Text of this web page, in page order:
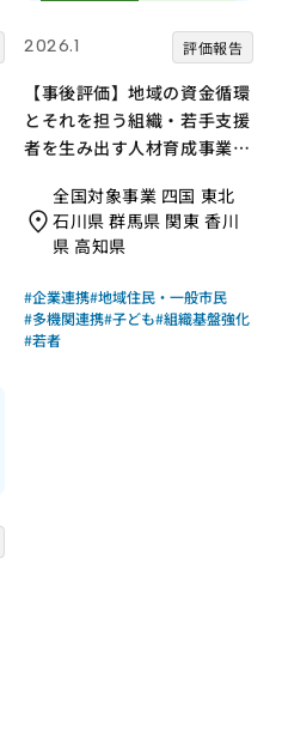
2026.1 評価報告
【事後評価】地域の資金循環
とそれを担う組織・若手支援
者を生み出す人材育成事業｜
［21年度通常枠］
全国対象事業 四国 東北
石川県 群馬県 関東 香川
県 高知県
#企業連携#地域住民・一般市民
#多機関連携#子ども#組織基盤強化
#若者